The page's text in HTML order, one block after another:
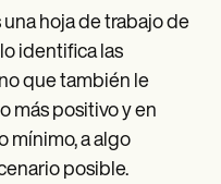
hoja de trabajo de
identifica las
que también le
más positivo y en
mínimo, a algo
posible.